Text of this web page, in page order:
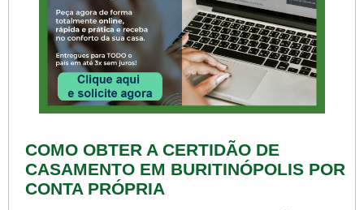
COMO OBTER A CERTIDÃO DE
CASAMENTO EM BURITINÓPOLIS POR
CONTA PRÓPRIA